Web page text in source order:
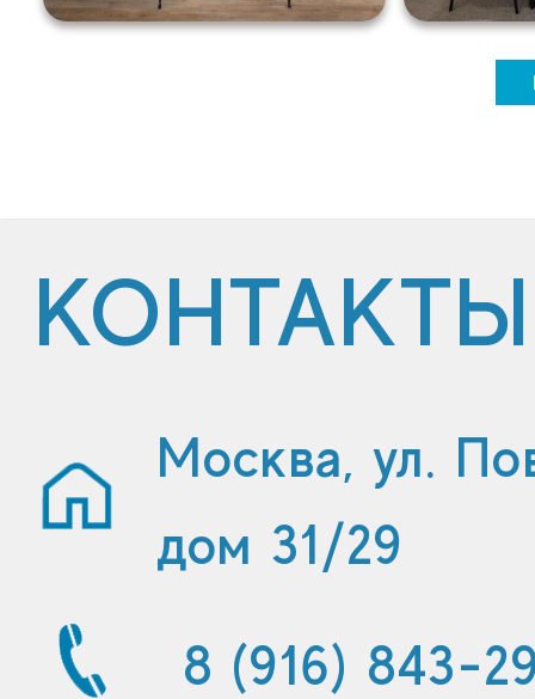
КОНТАКТЫ
Москва, ул.
дом 31/29
8 (916) 843-